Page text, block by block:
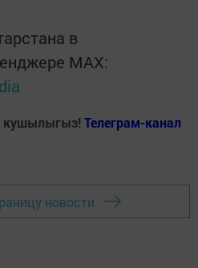
в
MАХ:
кушылыгыз! Телеграм-канал
новости